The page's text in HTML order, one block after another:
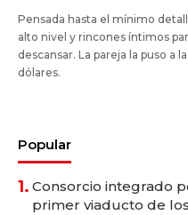
Pensada hasta el mínimo
alto nivel y rincones íntimos
descansar. La pareja la puso a
dólares.
Popular
1. Consorcio integrado
primer viaducto de